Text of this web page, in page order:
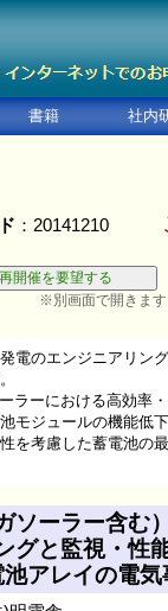
書籍 社内
：20141210
面で開きます
電のエンジニアリン
ラーにおける高効率
モジュールの機能低
を考慮した蓄電池の
ソーラー含む
グと監視・性
池アレイの電